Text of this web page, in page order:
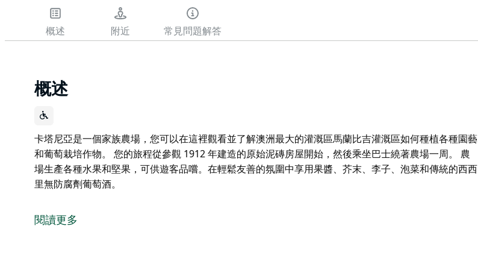
概述 附近 常見問題解答
概述
卡塔尼亞是一個家族農場，您可以在這裡觀看並了解澳洲最大的灌溉區馬蘭比吉灌溉區如何種植各種園藝
和葡萄栽培作物。 您的旅程從參觀 1912 年建造的原始泥磚房屋開始，然後乘坐巴士繞著農場一周。 農
場生產各種水果和堅果，可供遊客品嚐。在輕鬆友善的氛圍中享用果醬、芥末、李子、泡菜和傳統的西西
里無防腐劑葡萄酒。
和葡萄栽培作物。
閱讀更多